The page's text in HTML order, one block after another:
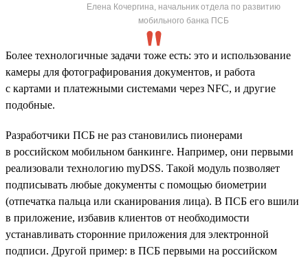
Елена Кочергина, начальник отдела по развитию
мобильного банка ПСБ
Более технологичные задачи тоже есть: это и использование
камеры для фотографирования документов, и работа
с картами и платежными системами через NFC, и другие
подобные.
Разработчики ПСБ не раз становились пионерами
в российском мобильном банкинге. Например, они первыми
реализовали технологию myDSS. Такой модуль позволяет
подписывать любые документы с помощью биометрии
(отпечатка пальца или сканирования лица). В ПСБ его вшили
в приложение, избавив клиентов от необходимости
устанавливать сторонние приложения для электронной
подписи. Другой пример: в ПСБ первыми на российском